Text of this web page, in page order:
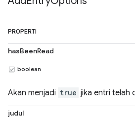
PROPERTI
hasBeenRead
boolean
Akan menjadi true jika entri telah
judul